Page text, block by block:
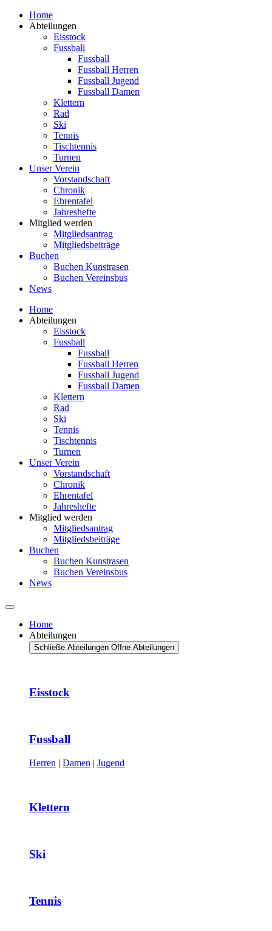
Zum
Inhalt
Home
Abteilungen
Eisstock
Fussball
Fussball
Fussball Herren
Fussball Jugend
Fussball Damen
Klettern
Rad
Ski
Tennis
Tischtennis
Turnen
Unser Verein
Vorstandschaft
Chronik
Ehrentafel
Jahreshefte
Mitglied werden
Mitgliedsantrag
Mitgliedsbeiträge
Buchen
Buchen Kunstrasen
Buchen Vereinsbus
News
Home
Abteilungen
Eisstock
Fussball
Fussball
Fussball Herren
Fussball Jugend
Fussball Damen
Klettern
Rad
Ski
Tennis
Tischtennis
Turnen
Unser Verein
Vorstandschaft
Chronik
Ehrentafel
Jahreshefte
Mitglied werden
Mitgliedsantrag
Mitgliedsbeiträge
Buchen
Buchen Kunstrasen
Buchen Vereinsbus
News
Home
Abteilungen
Schließe Abteilungen Öffne Abteilungen
Eisstock
Fussball
Herren | Damen | Jugend
Klettern
Ski
Tennis